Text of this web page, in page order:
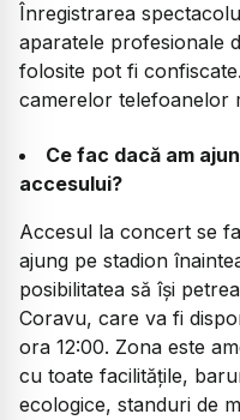
Înregistrarea
aparatele profesionale
folosite pot fi
camerelor telefoanelor
Ce fac dacă am
accesului?
Accesul la concert se
ajung pe stadion
posibilitatea să își
Coravu, care va fi
ora 12:00. Zona este
cu toate facilitățile,
ecologice, standuri de